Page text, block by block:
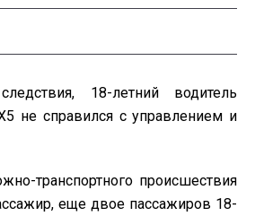
18-летний водитель
не справился с управлением и
транспортного происшествия
еще двое пассажиров 18-